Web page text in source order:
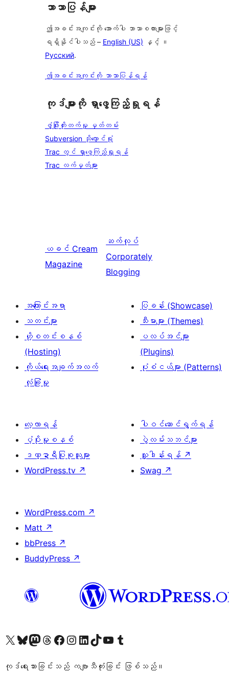
ဘာသာပြန်များ
ဤအခင်းအကျင်းကို အောက်ပါ ဘာသာစကားများဖြင့်
ရရှိနိုင်ပါသည် – English (US) နှင့် ။
Русский.
ဤအခင်းအကျင်းကို ဘာသာပြန်ရန်
ကုဒ်များကို ရှာဖွေကြည့်ရှုရန်
ဖွံ့ဖြိုးတိုးတက်မှု မှတ်တမ်း
Subversion သိုလှောင်ရုံ
Trac တွင် ရှာဖွေကြည့်ရှုရန်
Trac လက်မှတ်များ
ယခင် Cream
Magazine
ဆက်လုပ်
Corporately
Blogging
အကြောင်းအရာ
သတင်းများ
ဟို့စတင်းစနစ်
(Hosting)
ကိုယ်ရေးအချက်အလက်
လုံခြုံမှု
ပြခန်း (Showcase)
သီးမားများ (Themes)
ပလပ်အင်များ
(Plugins)
ပုံစံငယ်များ (Patterns)
လေ့လာရန်
ပံ့ပိုးမှုစနစ်
ဒဏ္ဍာရီပြုစုသူများ
WordPress.tv ↗
ပါဝင်ဆောင်ရွက်ရန်
ပွဲလမ်းသဘင်များ
လှူဒါန်းရန် ↗
Swag ↗
WordPress.com ↗
Matt ↗
bbPress ↗
BuddyPress ↗
ကျွန်ုပ်တို့၏ X (ယခင် Twitter) အကောင့်သို့ သွားရောက်ကြည့်ရှုပါကျွန်ုပ်တို့၏ Bluesky အကောင့်သို့ ဝင်ရောက်ကြည့်ရှုရန်
ကျွန်ုပ်တို့၏ Mastodon အကောင့်သို့ သွားရောက်ကြည့်ရှုပါကျွန်ုပ်တို့၏ Threads အကောင့်သို့ ဝင်ရောက်ကြည့်ရှုရန်
ကျွန်ုပ်တို့၏ Facebook စာမျက်နှာသို့ သွားရောက်ကြည့်ရှုပါကျွန်ုပ်တို့၏ Instagram အကောင့်သို့ သွားရောက်ကြည့်ရှုပါ ကျွန်ုပ်တို့၏ LinkedIn အကောင့်သို့ သွားရောက်ကြည့်ရှုပါကျွန်ုပ်တို့၏ TikTok အကောင့်သို့ ဝင်ရောက်ကြည့်ရှုရန်
ကျွန်ုပ်တို့၏ YouTube ချန်နယ်သို့ သွားရောက်ကြည့်ရှုပါ ကျွန်ုပ်တို့၏ Tumblr အကောင့်သို့ ဝင်ရောက်ကြည့်ရှုရန်
ကုဒ်ရေးသားခြင်းသည် ကဗျာသီကုံးခြင်း ဖြစ်သည်။